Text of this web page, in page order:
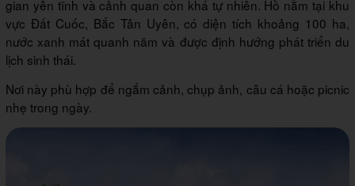
gian yên tĩnh và cảnh quan còn khá tự nhiên. Hồ nằm tại khu
vực Đất Cuốc, Bắc Tân Uyên, có diện tích khoảng 100 ha,
nước xanh mát quanh năm và được định hướng phát triển du
lịch sinh thái.
Nơi này phù hợp để ngắm cảnh, chụp ảnh, câu cá hoặc picnic
nhẹ trong ngày.